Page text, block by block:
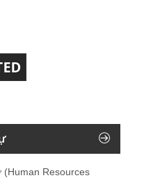
(Human Resources